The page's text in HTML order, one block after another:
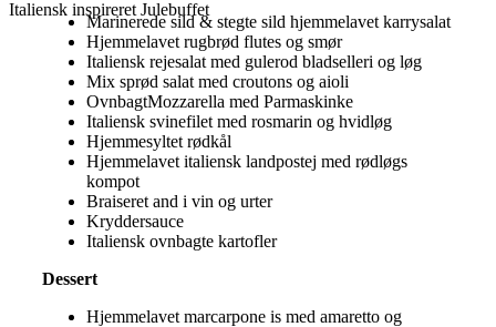
Italiensk inspireret Julebuffet
Marinerede sild & stegte sild hjemmelavet karrysalat
Hjemmelavet rugbrød flutes og smør
Italiensk rejesalat med gulerod bladselleri og løg
Mix sprød salat med croutons og aioli
OvnbagtMozzarella med Parmaskinke
Italiensk svinefilet med rosmarin og hvidløg
Hjemmesyltet rødkål
Hjemmelavet italiensk landpostej med rødløgs
kompot
Braiseret and i vin og urter
Kryddersauce
Italiensk ovnbagte kartofler
Dessert
Hjemmelavet marcarpone is med amaretto og